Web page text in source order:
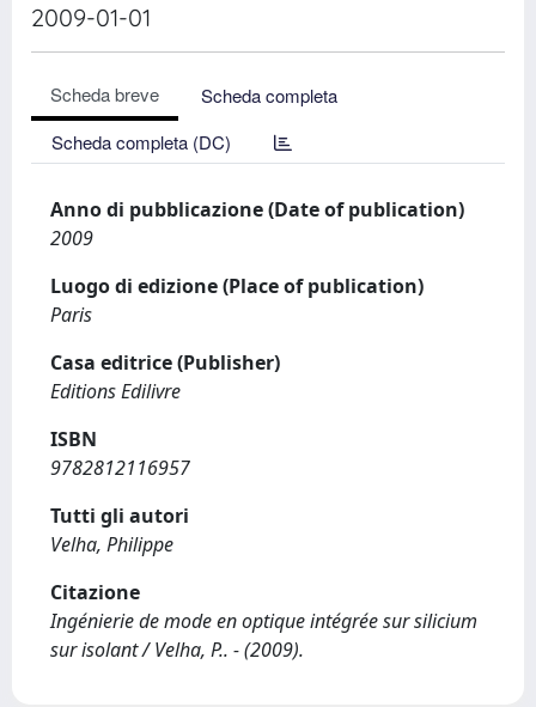
2009-01-01
Scheda breve
Scheda completa
Scheda completa (DC)
Anno di pubblicazione (Date of publication)
2009
Luogo di edizione (Place of publication)
Paris
Casa editrice (Publisher)
Editions Edilivre
ISBN
9782812116957
Tutti gli autori
Velha, Philippe
Citazione
Ingénierie de mode en optique intégrée sur silicium
sur isolant / Velha, P.. - (2009).